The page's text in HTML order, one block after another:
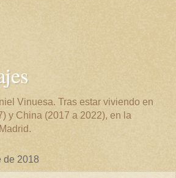
Vinuesa. Tras estar viviendo en
y China (2017 a 2022), en la
de 2018